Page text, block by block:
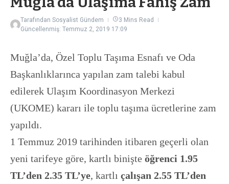
Tarafından Sosyalist Gündem
3 Mins Read
Güncellenmiş: Temmuz 2, 2019 17:09
Muğla’da, Özel Toplu Taşıma Esnafı ve Oda
Başkanlıklarınca yapılan zam talebi kabul
edilerek Ulaşım Koordinasyon Merkezi
(UKOME) kararı ile toplu taşıma ücretlerine zam
yapıldı.
1 Temmuz 2019 tarihinden itibaren geçerli olan
yeni tarifeye göre, kartlı binişte öğrenci 1.95
TL’den 2.35 TL’ye, kartlı çalışan 2.55 TL’den